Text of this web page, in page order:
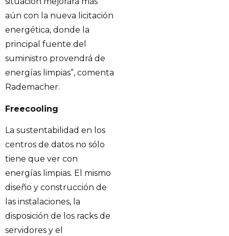
aún con la nueva licitación
energética, donde la
principal fuente del
suministro provendrá de
energías limpias”, comenta
Rademacher.
Freecooling
La sustentabilidad en los
centros de datos no sólo
tiene que ver con
energías limpias. El mismo
diseño y construcción de
las instalaciones, la
disposición de los racks de
servidores y el